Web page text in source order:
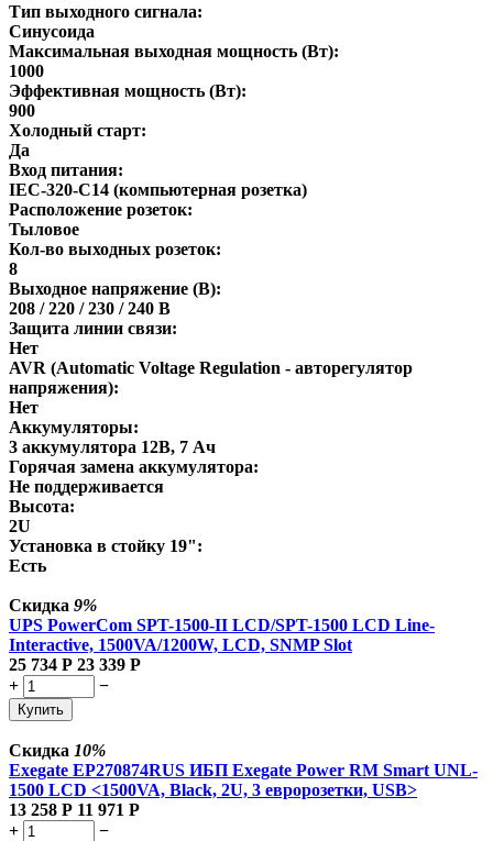
Тип выходного сигнала:
Синусоида
Максимальная выходная мощность (Вт):
1000
Эффективная мощность (Вт):
900
Холодный старт:
Да
Вход питания:
IEC-320-C14 (компьютерная розетка)
Расположение розеток:
Тыловое
Кол-во выходных розеток:
8
Выходное напряжение (В):
208 / 220 / 230 / 240 В
Защита линии связи:
Нет
AVR (Automatic Voltage Regulation - авторегулятор
напряжения):
Нет
Аккумуляторы:
3 аккумулятора 12В, 7 Ач
Горячая замена аккумулятора:
Не поддерживается
Высота:
2U
Установка в стойку 19":
Есть
Скидка 9%
UPS PowerCom SPT-1500-II LCD/SPT-1500 LCD Line-
Interactive, 1500VA/1200W, LCD, SNMP Slot
25 734 Р 23 339 Р
+
−
Купить
Скидка 10%
Exegate EP270874RUS ИБП Exegate Power RM Smart UNL-
1500 LCD <1500VA, Black, 2U, 3 евророзетки, USB>
13 258 Р 11 971 Р
+
−